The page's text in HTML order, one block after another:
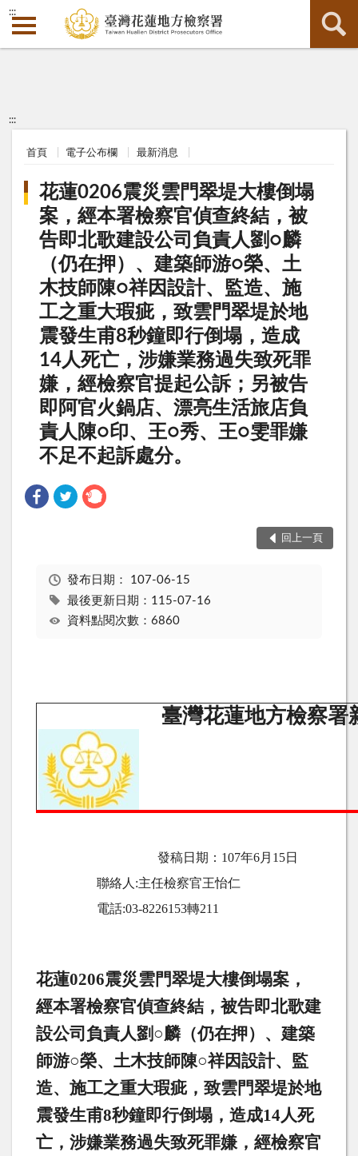
:::
:::
首頁 電子公布欄 最新消息
花蓮0206震災雲門翠堤大樓倒塌
案，經本署檢察官偵查終結，被
告即北歌建設公司負責人劉○麟
（仍在押）、建築師游○榮、土
木技師陳○祥因設計、監造、施
工之重大瑕疵，致雲門翠堤於地
震發生甫8秒鐘即行倒塌，造成
14人死亡，涉嫌業務過失致死罪
嫌，經檢察官提起公訴；另被告
即阿官火鍋店、漂亮生活旅店負
責人陳○印、王○秀、王○雯罪嫌
不足不起訴處分。
回上一頁
發布日期： 107-06-15
最後更新日期：115-07-16
資料點閱次數：6860
臺灣花蓮地方檢察署
發稿日期： 107年6月 15日
聯絡人 :主任檢察官王怡仁
電話:03-8226153轉211
花蓮0206震災雲門翠堤大樓倒塌案，
經本署檢察官偵查終結，被告即北歌建
設公司負責人劉○麟（仍在押）、建築
師游○榮、土木技師陳○祥因設計、監
造、施工之重大瑕疵，致雲門翠堤於地
震發生甫8秒鐘即行倒塌，造成14人死
亡，涉嫌業務過失致死罪嫌，經檢察官